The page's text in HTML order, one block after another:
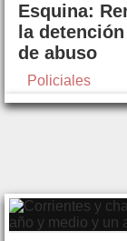
Esquina:
la
de abuso
Policiales